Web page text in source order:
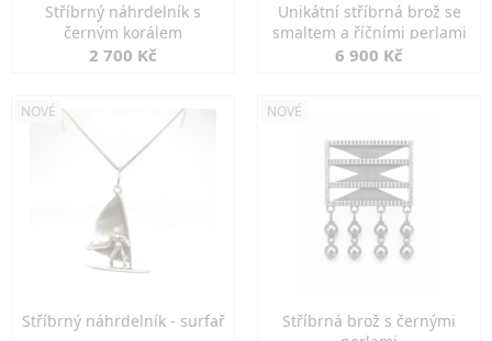
Stříbrný náhrdelník s
černým korálem
2 700 Kč
Unikátní stříbrná brož se
smaltem a říčními perlami
6 900 Kč
NOVÉ
Stříbrný náhrdelník - surfař
NOVÉ
Stříbrná brož s černými